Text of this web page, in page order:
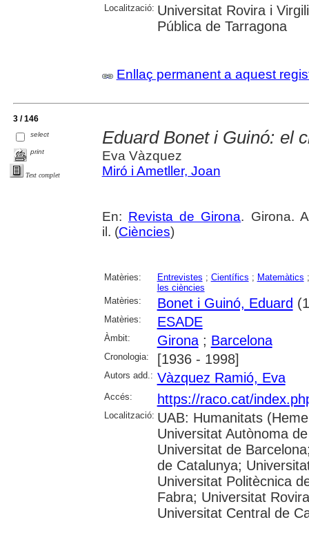
Localització: Universitat Rovira i
Pública de Tarragona
Enllaç permanent a aquest
3 / 146
select
print
Text complet
Eduard Bonet i Guinó: el
Eva Vàzquez
Miró i Ametller, Joan
En: Revista de Girona. Girona.
il. (Ciències)
Matèries: Entrevistes ; Científics ; Matemàtics
les ciències
Matèries:
Bonet i Guinó, Eduard
Matèries: ESADE
Àmbit: Girona; Barcelona
Cronologia: [1936 - 1998]
Autors add.: Vàzquez Ramió, Eva
Accés: https://raco.cat/
Localització: UAB: Humanitats
Universitat Autònoma
Universitat de
de Catalunya;
Universitat Politècnica
Fabra; Universitat
Universitat Central de